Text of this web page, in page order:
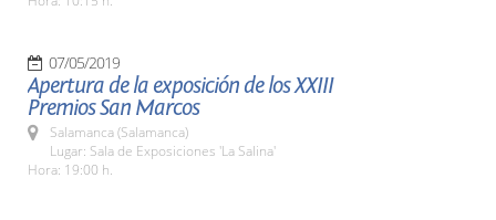
07/05/2019
Apertura de la exposición de los XXIII
Premios San Marcos
Salamanca (Salamanca)
Lugar: Sala de Exposiciones 'La Salina'
Hora: 19:00 h.